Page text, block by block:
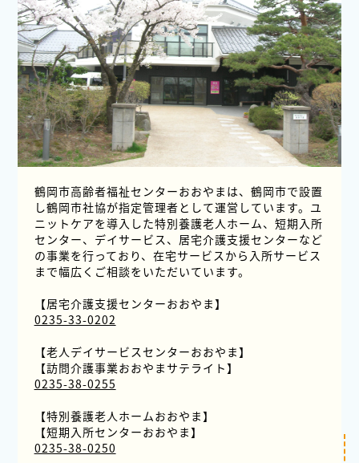
鶴岡市高齢者福祉センターおおやまは、鶴岡市で設置
し鶴岡市社協が指定管理者として運営しています。ユ
ニットケアを導入した特別養護老人ホーム、短期入所
センター、デイサービス、居宅介護支援センターなど
の事業を行っており、在宅サービスから入所サービス
まで幅広くご相談をいただいています。
【居宅介護支援センターおおやま】
0235-33-0202
【老人デイサービスセンターおおやま】
【訪問介護事業おおやまサテライト】
0235-38-0255
【特別養護老人ホームおおやま】
【短期入所センターおおやま】
0235-38-0250